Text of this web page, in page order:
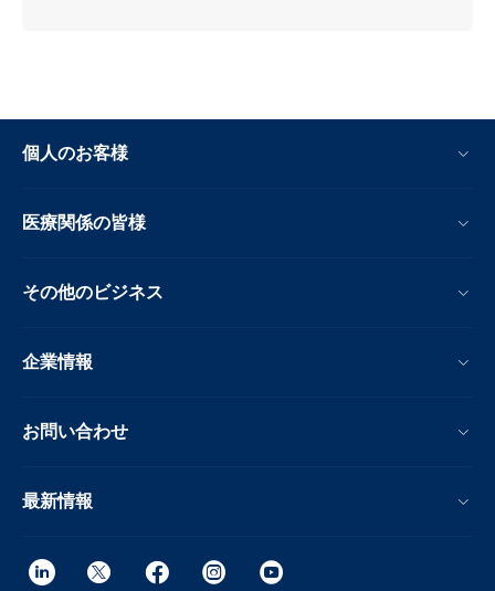
個人のお客様
医療関係の皆様
その他のビジネス
企業情報
お問い合わせ
最新情報